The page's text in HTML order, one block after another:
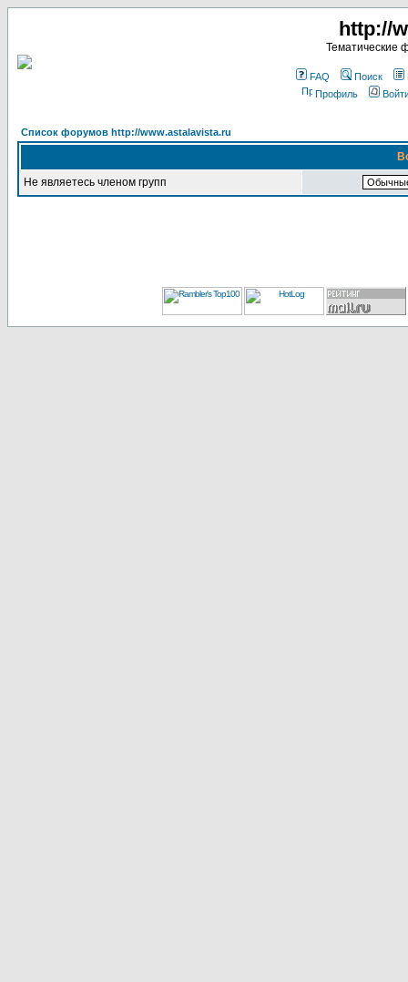
http://
Тематические
FAQ Поиск
Профиль
Список форумов http://www.astalavista.ru
Не являетесь членом групп